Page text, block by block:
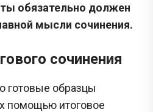
обязательно должен
мысли сочинения.
сочинения
готовые образцы
помощью итоговое